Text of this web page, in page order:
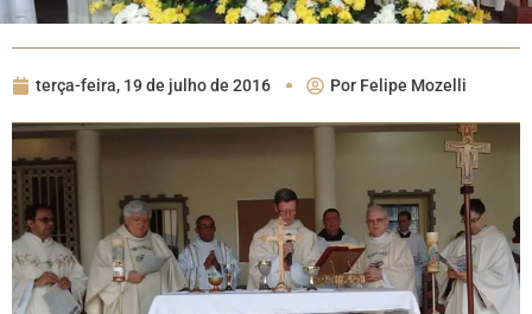
terça-feira, 19 de julho de 2016 Por Felipe Mozelli